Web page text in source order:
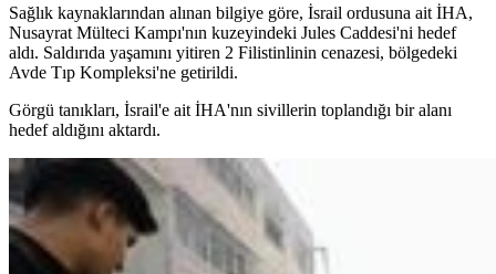
Sağlık kaynaklarından alınan bilgiye göre, İsrail ordusuna ait İHA,
Nusayrat Mülteci Kampı'nın kuzeyindeki Jules Caddesi'ni hedef
aldı. Saldırıda yaşamını yitiren 2 Filistinlinin cenazesi, bölgedeki
Avde Tıp Kompleksi'ne getirildi.
Görgü tanıkları, İsrail'e ait İHA'nın sivillerin toplandığı bir alanı
hedef aldığını aktardı.